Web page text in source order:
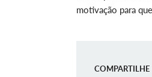
motivação para
COMPARTILHE